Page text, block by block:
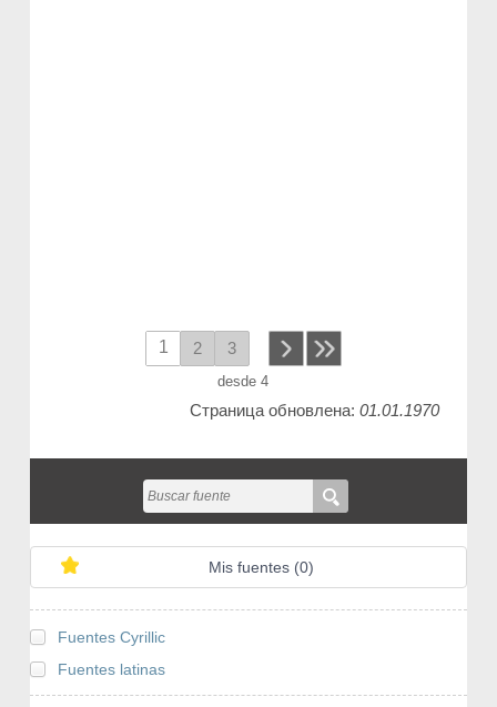
1 2 3 next
desde 4
Страница обновлена: 01.01.1970
Mis fuentes (0)
Fuentes Cyrillic
Fuentes latinas